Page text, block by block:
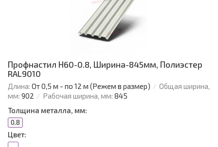
Профнастил Н60-0.8, Ширина-845мм, Полиэстер
RAL9010
Длина: От 0,5 м - по 12 м (Режем в размер)
Общая ширина,
мм: 902 Рабочая ширина, мм: 845
Толщина металла, мм:
0.8
Цвет: